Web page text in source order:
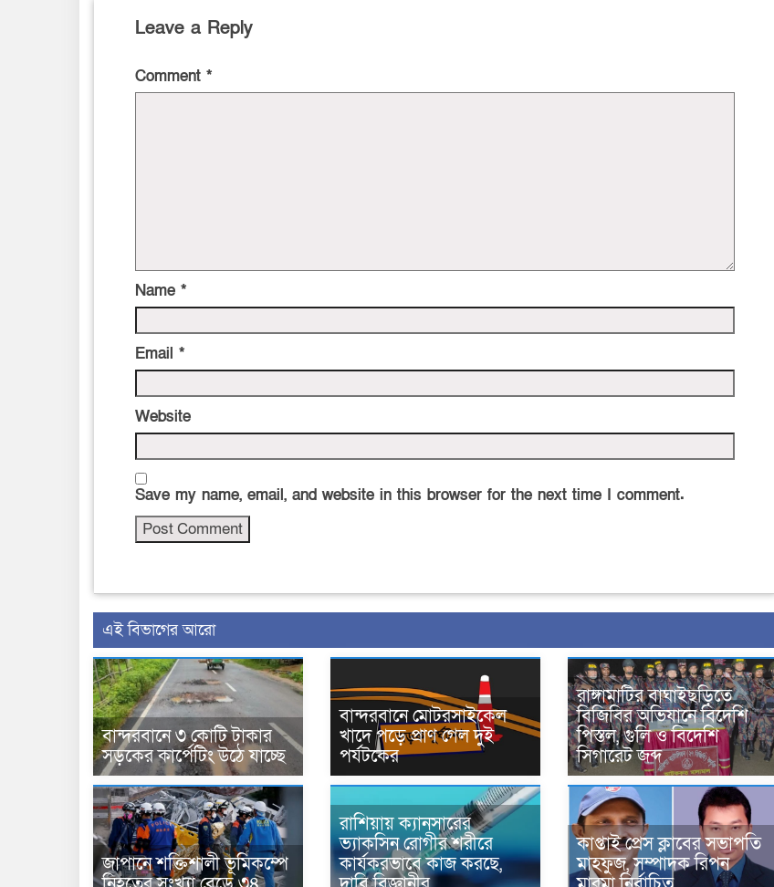
Leave a Reply
Comment *
Name *
Email *
Website
Save my name, email, and website in this browser for the next time I comment.
এই বিভাগের আরো
বান্দরবানে ৩ কোটি টাকার
সড়কের কার্পেটিং উঠে যাচ্ছে
বান্দরবানে মোটরসাইকেল
খাদে পড়ে প্রাণ গেল দুই
পর্যটকের
রাঙ্গামাটির বাঘাইছড়িতে
বিজিবির অভিযানে বিদেশি
পিস্তল, গুলি ও বিদেশি
সিগারেট জব্দ
জাপানে শক্তিশালী ভূমিকম্পে
রাশিয়ায় ক্যানসারের
ভ্যাকসিন রোগীর শরীরে
কার্যকরভাবে কাজ করছে,
কাপ্তাই প্রেস ক্লাবের সভাপতি
মাহফুজ, সম্পাদক রিপন